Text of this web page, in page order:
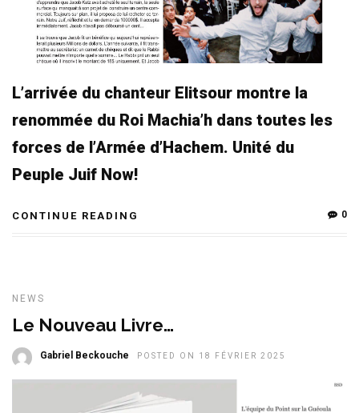
L’arrivée du chanteur Elitsour montre la
renommée du Roi Machia’h dans toutes les
forces de l’Armée d’Hachem. Unité du
Peuple Juif Now!
CONTINUE READING 0
NEWS
Le Nouveau Livre…
Gabriel Beckouche POSTED ON 18 FÉVRIER 2025